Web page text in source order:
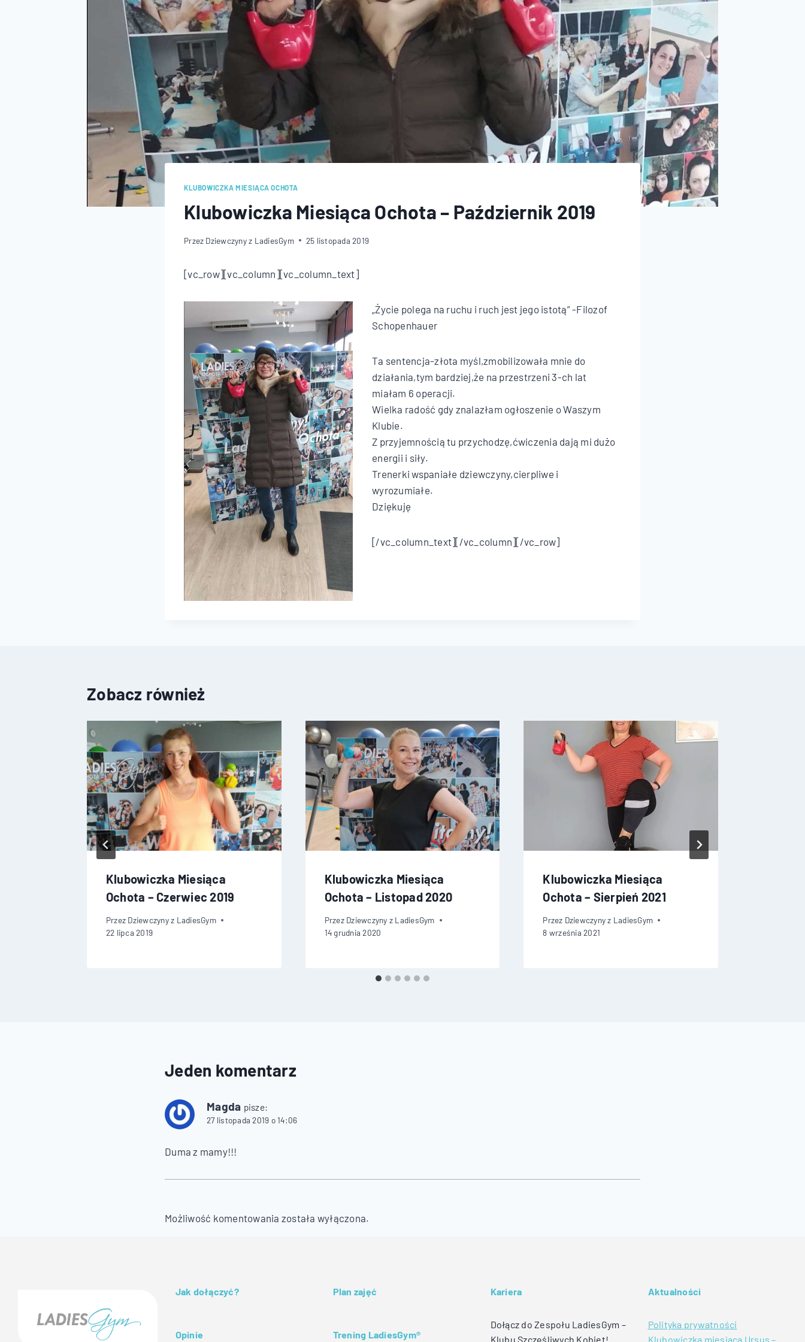
KLUBOWICZKA MIESIĄCA OCHOTA
Klubowiczka Miesiąca Ochota – Październik 2019
Przez Dziewczyny z LadiesGym 25 listopada 2019
[vc_row][vc_column][vc_column_text]
„Życie polega na ruchu i ruch jest jego istotą” -Filozof
Schopenhauer
Ta sentencja-złota myśl,zmobilizowała mnie do
działania,tym bardziej,że na przestrzeni 3-ch lat
miałam 6 operacji.
Wielka radość gdy znalazłam ogłoszenie o Waszym
Klubie.
Z przyjemnością tu przychodzę,ćwiczenia dają mi dużo
energii i siły.
Trenerki wspaniałe dziewczyny,cierpliwe i
wyrozumiałe.
Dziękuję
[/vc_column_text][/vc_column][/vc_row]
Zobacz również
Klubowiczka Miesiąca
Ochota – Czerwiec 2019
Przez Dziewczyny z LadiesGym
22 lipca 2019
Klubowiczka Miesiąca
Ochota – Listopad 2020
Przez Dziewczyny z LadiesGym
14 grudnia 2020
Klubowiczka Miesiąca
Ochota – Sierpień 2021
Przez Dziewczyny z LadiesGym
8 września 2021
Jeden komentarz
Magda pisze:
27 listopada 2019 o 14:06
Duma z mamy!!!
Możliwość komentowania została wyłączona.
Jak dołączyć?
Opinie
Plan zajęć
Trening LadiesGym®
Kariera
Dołącz do Zespołu LadiesGym –
Klubu Szczęśliwych Kobiet!
Aktualności
Polityka prywatności
Klubowiczka miesiąca Ursus –